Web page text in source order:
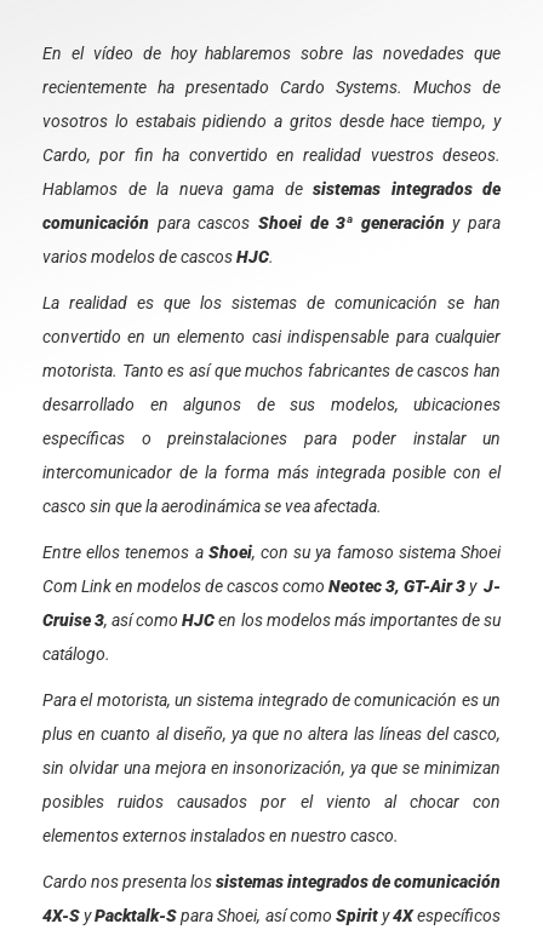
En el vídeo de hoy hablaremos sobre las novedades que
recientemente ha presentado Cardo Systems. Muchos de
vosotros lo estabais pidiendo a gritos desde hace tiempo, y
Cardo, por fin ha convertido en realidad vuestros deseos.
Hablamos de la nueva gama de sistemas integrados de
comunicación para cascos Shoei de 3ª generacióny para
varios modelos de cascosHJC.
La realidad es que los sistemas de comunicación se han
convertido en un elemento casi indispensable para cualquier
motorista. Tanto es así que muchos fabricantes de cascos han
desarrollado en algunos de sus modelos, ubicaciones
específicas o preinstalaciones para poder instalar un
intercomunicador de la forma más integrada posible con el
casco sin que la aerodinámica se vea afectada.
Entre ellos tenemos a Shoei, con su ya famoso sistema Shoei
Com Link en modelos de cascos como Neotec 3, GT-Air 3y J-
Cruise 3, así comoHJCen los modelos más importantes de su
catálogo.
Para el motorista, un sistema integrado de comunicación es un
plus en cuanto al diseño, ya que no altera las líneas del casco,
sin olvidar una mejora en insonorización, ya que se minimizan
posibles ruidos causados por el viento al chocar con
elementos externos instalados en nuestro casco.
Cardo nos presenta lossistemas integrados de comunicación
4X-SyPacktalk-Spara Shoei, así como Spirity4Xespecíficos